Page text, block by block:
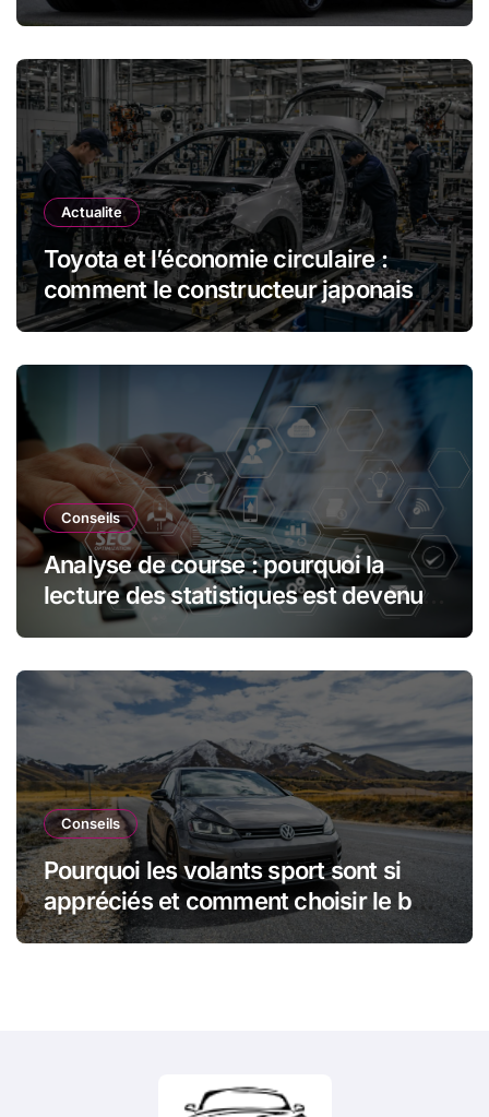
Actualite
Toyota et l’économie circulaire :
comment le constructeur japonais
réduit les déchets et optimise les
Conseils
Analyse de course : pourquoi la
lecture des statistiques est devenue
essentielle en sport automobile
Conseils
Pourquoi les volants sport sont si
appréciés et comment choisir le bon
modèle